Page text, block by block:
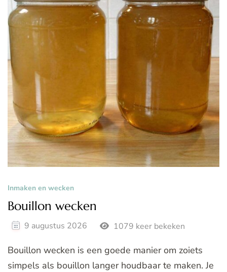
Inmaken en wecken
Bouillon wecken
9 augustus 2026 1079 keer bekeken
Bouillon wecken is een goede manier om zoiets
simpels als bouillon langer houdbaar te maken. Je